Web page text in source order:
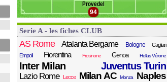
Isaksen
Castellanos
94
Provedel
Serie A - les fiches CLUB
AS Rome Atalanta Bergame Bologne
Cagliari
Empoli
Fiorentina Frosinone Genoa Hellas Vérone
Inter Milan Juventus Turin
Lazio Rome Lecce Milan AC Monza Naples